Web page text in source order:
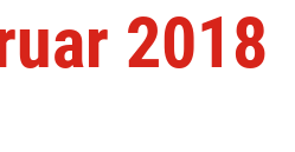
2018